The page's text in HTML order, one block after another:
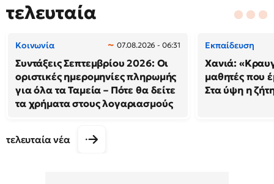
τελευταία
Κοινωνία 07.08.2026 - 06:31
Συντάξεις Σεπτεμβρίου 2026: Οι
οριστικές ημερομηνίες πληρωμής
για όλα τα Ταμεία – Πότε θα δείτε
τα χρήματα στους λογαριασμούς
Εκπαίδευση
Χανιά:
μαθητές που
Στα ύψη η
τελευταία νέα